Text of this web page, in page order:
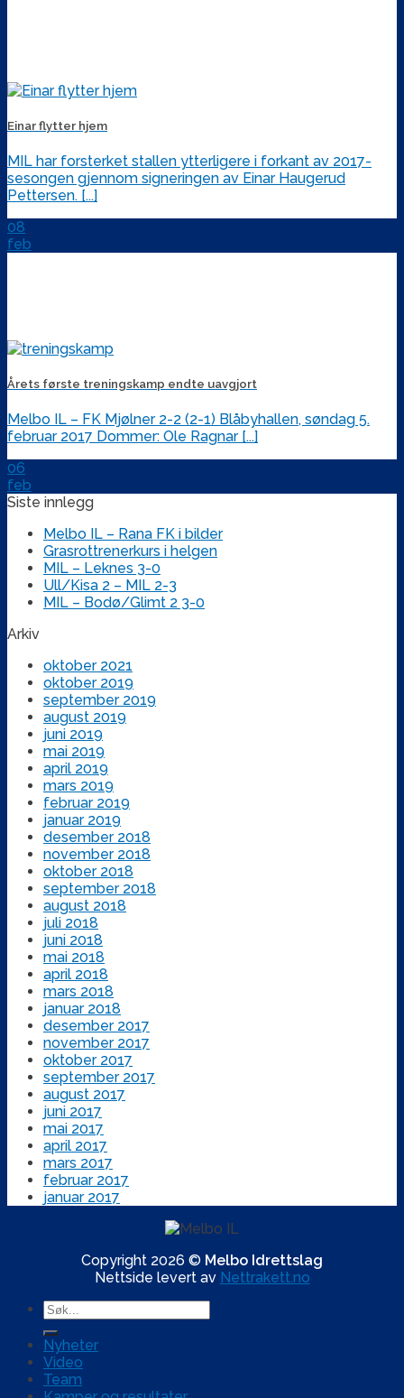
Einar flytter hjem
MIL har forsterket stallen ytterligere i forkant av 2017-
sesongen gjennom signeringen av Einar Haugerud
Pettersen. [...]
08
feb
Årets første treningskamp endte uavgjort
Melbo IL – FK Mjølner 2-2 (2-1) Blåbyhallen, søndag 5.
februar 2017 Dommer: Ole Ragnar [...]
06
feb
Siste innlegg
Melbo IL – Rana FK i bilder
Grasrottrenerkurs i helgen
MIL – Leknes 3-0
Ull/Kisa 2 – MIL 2-3
MIL – Bodø/Glimt 2 3-0
Arkiv
oktober 2021
oktober 2019
september 2019
august 2019
juni 2019
mai 2019
april 2019
mars 2019
februar 2019
januar 2019
desember 2018
november 2018
oktober 2018
september 2018
august 2018
juli 2018
juni 2018
mai 2018
april 2018
mars 2018
januar 2018
desember 2017
november 2017
oktober 2017
september 2017
august 2017
juni 2017
mai 2017
april 2017
mars 2017
februar 2017
januar 2017
Copyright 2026 © Melbo Idrettslag
Nettside levert av Nettrakett.no
Nyheter
Video
Team